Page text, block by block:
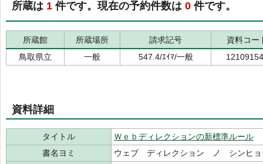
所蔵は 1 件です。現在の予約件数は 0 件です。
所蔵館 所蔵場所 請求記号
資料コー
鳥取県立
一般 547.4/ｴｲﾏ/一般
資料詳細
タイトル
Ｗｅｂディレクションの新標準ルール
書名ヨミ
ウェブ ディレクション ノ シンヒ